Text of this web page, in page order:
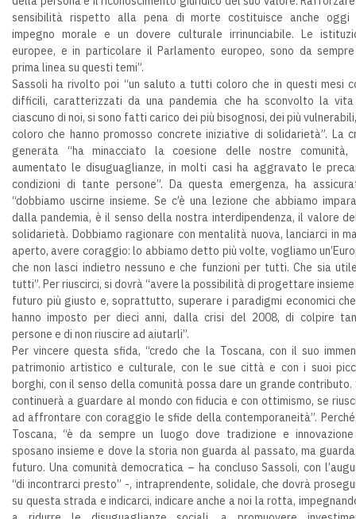
sensibilità rispetto alla pena di morte costituisce anche oggi
impegno morale e un dovere culturale irrinunciabile. Le
europee, e in particolare il Parlamento europeo, sono da
prima linea su questi temi”.
Sassoli ha rivolto poi “un saluto a tutti coloro che in questi mesi
difficili, caratterizzati da una pandemia che ha sconvolto la
ciascuno di noi, si sono fatti carico dei più bisognosi, dei più
coloro che hanno promosso concrete iniziative di solidarietà”. La
generata “ha minacciato la coesione delle nostre comunità,
aumentato le disuguaglianze, in molti casi ha aggravato le
condizioni di tante persone”. Da questa emergenza, ha
“dobbiamo uscirne insieme. Se c’è una lezione che abbiamo
dalla pandemia, è il senso della nostra interdipendenza, il valore
solidarietà. Dobbiamo ragionare con mentalità nuova, lanciarci in
aperto, avere coraggio: lo abbiamo detto più volte, vogliamo
che non lasci indietro nessuno e che funzioni per tutti. Che sia
tutti”. Per riuscirci, si dovrà “avere la possibilità di progettare insieme
futuro più giusto e, soprattutto, superare i paradigmi economici
hanno imposto per dieci anni, dalla crisi del 2008, di colpire
persone e di non riuscire ad aiutarli”.
Per vincere questa sfida, “credo che la Toscana, con il suo
patrimonio artistico e culturale, con le sue città e con i suoi
borghi, con il senso della comunità possa dare un grande contributo.
continuerà a guardare al mondo con fiducia e con ottimismo, se
ad affrontare con coraggio le sfide della contemporaneità”.
Toscana, “è da sempre un luogo dove tradizione e
sposano insieme e dove la storia non guarda al passato, ma
futuro. Una comunità democratica – ha concluso Sassoli, con
“di incontrarci presto” -, intraprendente, solidale, che dovrà
su questa strada e indicarci, indicare anche a noi la rotta,